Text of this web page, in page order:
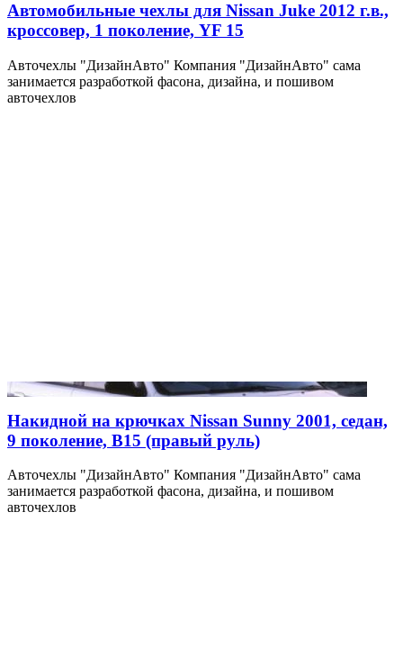
Автомобильные чехлы для Nissan Juke 2012 г.в.,
кроссовер, 1 поколение, YF 15
Авточехлы "ДизайнАвто" Компания "ДизайнАвто" сама
занимается разработкой фасона, дизайна, и пошивом
авточехлов
Накидной на крючках Nissan Sunny 2001, седан,
9 поколение, B15 (правый руль)
Авточехлы "ДизайнАвто" Компания "ДизайнАвто" сама
занимается разработкой фасона, дизайна, и пошивом
авточехлов